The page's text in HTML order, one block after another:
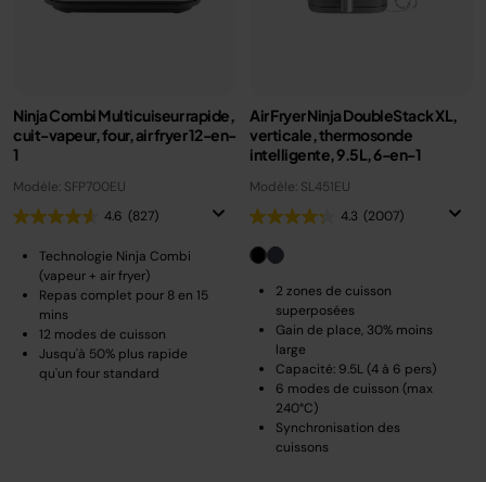
Ninja Combi Multicuiseur rapide,
cuit-vapeur, four, air fryer 12-en-
1
Modèle: SFP700EU
4.6 (827)
Technologie Ninja Combi
(vapeur + air fryer)
Repas complet pour 8 en 15
mins
12 modes de cuisson
Jusqu'à 50% plus rapide
qu'un four standard
Air Fryer Ninja DoubleStack XL,
verticale, thermosonde
intelligente, 9.5L, 6-en-1
Modèle: SL451EU
4.3 (2007)
2 zones de cuisson
superposées
Gain de place, 30% moins
large
Capacité: 9.5L (4 à 6 pers)
6 modes de cuisson (max
240°C)
Synchronisation des
cuissons